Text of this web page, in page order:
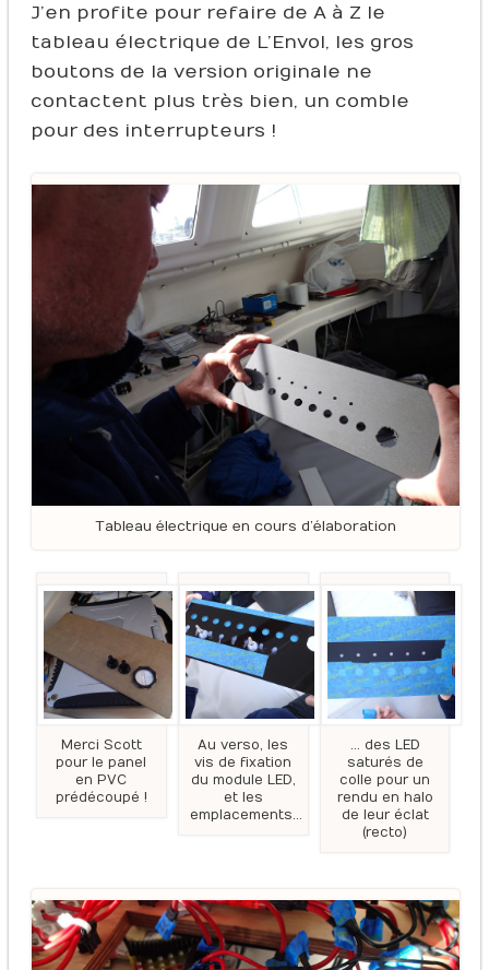
J’en profite pour refaire de A à Z le
tableau électrique de L’Envol, les gros
boutons de la version originale ne
contactent plus très bien, un comble
pour des interrupteurs !
Tableau électrique en cours d’élaboration
Merci Scott
pour le panel
en PVC
prédécoupé !
Au verso, les
vis de fixation
du module LED,
et les
emplacements…
… des LED
saturés de
colle pour un
rendu en halo
de leur éclat
(recto)